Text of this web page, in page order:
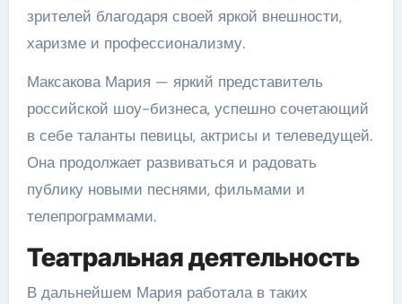
зрителей благодаря своей яркой внешности,
харизме и профессионализму.
Максакова Мария — яркий представитель
российской шоу-бизнеса, успешно сочетающий
в себе таланты певицы, актрисы и телеведущей.
Она продолжает развиваться и радовать
публику новыми песнями, фильмами и
телепрограммами.
Театральная деятельность
В дальнейшем Мария работала в таких